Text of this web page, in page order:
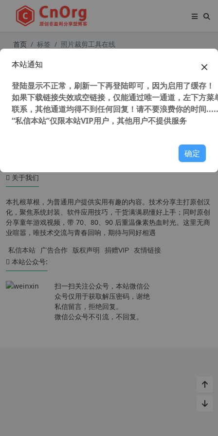
首页 标签 照片裁剪工具在线
Ultimate 12 汉化中文版 （含使用教
程）
关于我们
本扎根草根，为普通用户提供实用有趣的内容。技术分享主打原创汉
化，聚焦系统封装、软件应用技巧，干货满满易懂好上手；同时原创
分享童年游戏视频，带 70、80、90 后重温像素热血时光。这里无商
业喧嚣，唯技术交流与青春回响，期待与同好相遇
私信本站 广告合作 版权声明 捐赠VIP 友情链接
本站公众号:
扫一扫关注公众号，本站微信公
众号仅用于获取解压密码，谢绝
私信留言，拒绝回复。
微信公众号不引流，不回复。
本站通知
登陆显示不正常，刷新一下再登陆即可，因为启用了缓存！
如果下载链接失效或空链接，仅能通过唯一通道，左下方菜
联系，其他通道均得不到任何回复！请不要浪费你的时间
“私信本站”仅限本站VIP用户，其他用户不提供服务
确定